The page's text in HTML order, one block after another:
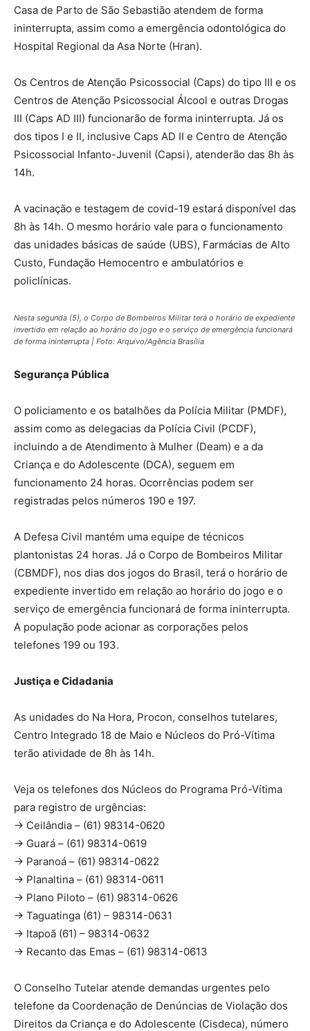
Casa de Parto de São Sebastião atendem de forma
ininterrupta, assim como a emergência odontológica do
Hospital Regional da Asa Norte (Hran).
Os Centros de Atenção Psicossocial (Caps) do tipo III e os
Centros de Atenção Psicossocial Álcool e outras Drogas
III (Caps AD III) funcionarão de forma ininterrupta. Já os
dos tipos I e II, inclusive Caps AD II e Centro de Atenção
Psicossocial Infanto-Juvenil (Capsi), atenderão das 8h às
14h.
A vacinação e testagem de covid-19 estará disponível das
8h às 14h. O mesmo horário vale para o funcionamento
das unidades básicas de saúde (UBS), Farmácias de Alto
Custo, Fundação Hemocentro e ambulatórios e
policlínicas.
Nesta segunda (5), o Corpo de Bombeiros Militar terá o horário de expediente
invertido em relação ao horário do jogo e o serviço de emergência funcionará
de forma ininterrupta | Foto: Arquivo/Agência Brasília
Segurança Pública
O policiamento e os batalhões da Polícia Militar (PMDF),
assim como as delegacias da Polícia Civil (PCDF),
incluindo a de Atendimento à Mulher (Deam) e a da
Criança e do Adolescente (DCA), seguem em
funcionamento 24 horas. Ocorrências podem ser
registradas pelos números 190 e 197.
A Defesa Civil mantém uma equipe de técnicos
plantonistas 24 horas. Já o Corpo de Bombeiros Militar
(CBMDF), nos dias dos jogos do Brasil, terá o horário de
expediente invertido em relação ao horário do jogo e o
serviço de emergência funcionará de forma ininterrupta.
A população pode acionar as corporações pelos
telefones 199 ou 193.
Justiça e Cidadania
As unidades do Na Hora, Procon, conselhos tutelares,
Centro Integrado 18 de Maio e Núcleos do Pró-Vítima
terão atividade de 8h às 14h.
Veja os telefones dos Núcleos do Programa Pró-Vítima
para registro de urgências:
-> Ceilândia – (61) 98314-0620
-> Guará – (61) 98314-0619
-> Paranoá – (61) 98314-0622
-> Planaltina – (61) 98314-0611
-> Plano Piloto – (61) 98314-0626
-> Taguatinga (61) – 98314-0631
-> Itapoã (61) – 98314-0632
-> Recanto das Emas – (61) 98314-0613
O Conselho Tutelar atende demandas urgentes pelo
telefone da Coordenação de Denúncias de Violação dos
Direitos da Criança e do Adolescente (Cisdeca), número